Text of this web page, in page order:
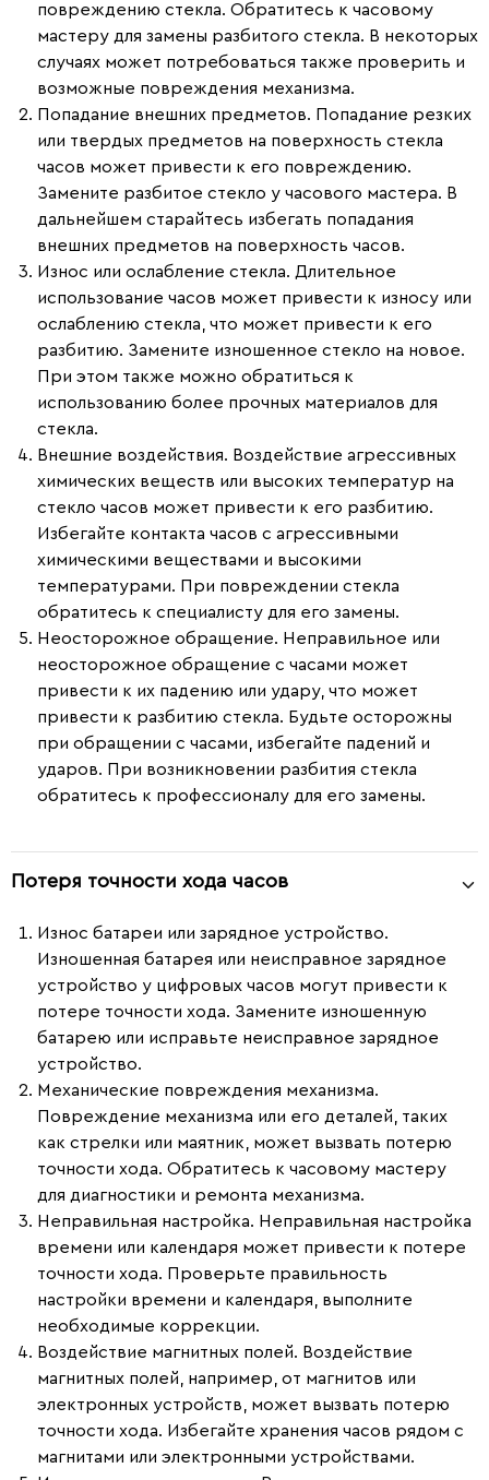
повреждению стекла. Обратитесь к часовому
мастеру для замены разбитого стекла. В некоторых
случаях может потребоваться также проверить и
возможные повреждения механизма.
Попадание внешних предметов. Попадание резких
или твердых предметов на поверхность стекла
часов может привести к его повреждению.
Замените разбитое стекло у часового мастера. В
дальнейшем старайтесь избегать попадания
внешних предметов на поверхность часов.
Износ или ослабление стекла. Длительное
использование часов может привести к износу или
ослаблению стекла, что может привести к его
разбитию. Замените изношенное стекло на новое.
При этом также можно обратиться к
использованию более прочных материалов для
стекла.
Внешние воздействия. Воздействие агрессивных
химических веществ или высоких температур на
стекло часов может привести к его разбитию.
Избегайте контакта часов с агрессивными
химическими веществами и высокими
температурами. При повреждении стекла
обратитесь к специалисту для его замены.
Неосторожное обращение. Неправильное или
неосторожное обращение с часами может
привести к их падению или удару, что может
привести к разбитию стекла. Будьте осторожны
при обращении с часами, избегайте падений и
ударов. При возникновении разбития стекла
обратитесь к профессионалу для его замены.
Потеря точности хода часов
Износ батареи или зарядное устройство.
Изношенная батарея или неисправное зарядное
устройство у цифровых часов могут привести к
потере точности хода. Замените изношенную
батарею или исправьте неисправное зарядное
устройство.
Механические повреждения механизма.
Повреждение механизма или его деталей, таких
как стрелки или маятник, может вызвать потерю
точности хода. Обратитесь к часовому мастеру
для диагностики и ремонта механизма.
Неправильная настройка. Неправильная настройка
времени или календаря может привести к потере
точности хода. Проверьте правильность
настройки времени и календаря, выполните
необходимые коррекции.
Воздействие магнитных полей. Воздействие
магнитных полей, например, от магнитов или
электронных устройств, может вызвать потерю
точности хода. Избегайте хранения часов рядом с
магнитами или электронными устройствами.